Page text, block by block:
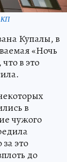
КП
Купалы, в
«Ночь
в это
в
чужого
это
до